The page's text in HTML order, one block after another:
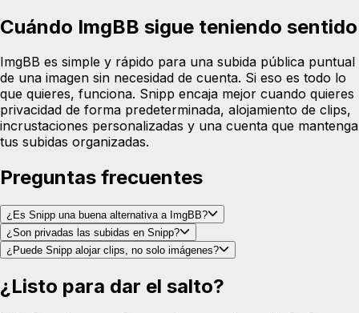
Cuándo ImgBB sigue teniendo sentido
ImgBB es simple y rápido para una subida pública puntual
de una imagen sin necesidad de cuenta. Si eso es todo lo
que quieres, funciona. Snipp encaja mejor cuando quieres
privacidad de forma predeterminada, alojamiento de clips,
incrustaciones personalizadas y una cuenta que mantenga
tus subidas organizadas.
Preguntas frecuentes
¿Es Snipp una buena alternativa a ImgBB?
¿Son privadas las subidas en Snipp?
¿Puede Snipp alojar clips, no solo imágenes?
¿Listo para dar el salto?